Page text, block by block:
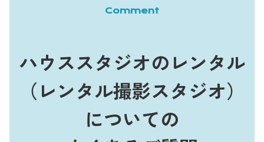
Comment
ハウススタジオのレンタル
（レンタル撮影スタジオ）
についての